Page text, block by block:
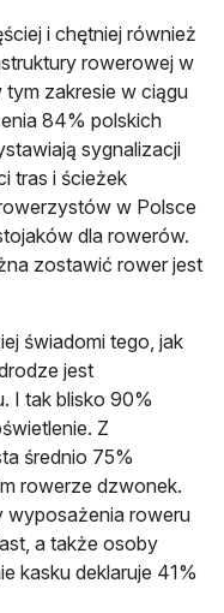
i chętniej również
rowerowej w
tym zakresie w ciągu
84% polskich
sygnalizacji
tras i ścieżek
w Polsce
dla rowerów.
zostawić rower jest
świadomi tego, jak
jest
I tak blisko 90%
Z
średnio 75%
rowerze dzwonek.
wyposażenia roweru
a także osoby
kasku deklaruje 41%